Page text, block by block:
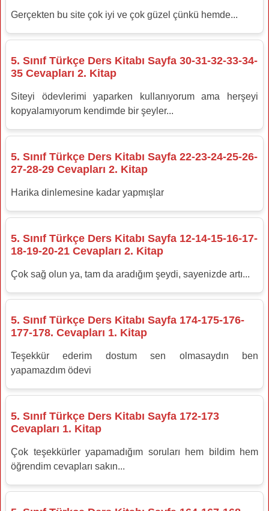
Gerçekten bu site çok iyi ve çok güzel çünkü hemde...
5. Sınıf Türkçe Ders Kitabı Sayfa 30-31-32-33-34-
35 Cevapları 2. Kitap
Siteyi ödevlerimi yaparken kullanıyorum ama herşeyi
kopyalamıyorum kendimde bir şeyler...
5. Sınıf Türkçe Ders Kitabı Sayfa 22-23-24-25-26-
27-28-29 Cevapları 2. Kitap
Harika dinlemesine kadar yapmışlar
5. Sınıf Türkçe Ders Kitabı Sayfa 12-14-15-16-17-
18-19-20-21 Cevapları 2. Kitap
Çok sağ olun ya, tam da aradığım şeydi, sayenizde artı...
5. Sınıf Türkçe Ders Kitabı Sayfa 174-175-176-
177-178. Cevapları 1. Kitap
Teşekkür ederim dostum sen olmasaydın ben
yapamazdım ödevi
5. Sınıf Türkçe Ders Kitabı Sayfa 172-173
Cevapları 1. Kitap
Çok teşekkürler yapamadığım soruları hem bildim hem
öğrendim cevapları sakın...